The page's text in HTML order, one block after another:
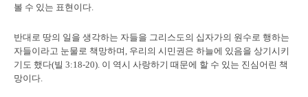
볼 수 있는 표현이다.
반대로 땅의 일을 생각하는 자들을 그리스도의 십자가의 원수로 행하는
자들이라고 눈물로 책망하며, 우리의 시민권은 하늘에 있음을 상기시키
기도 했다(빌 3:18-20). 이 역시 사랑하기 때문에 할 수 있는 진심어린 책
망이다.